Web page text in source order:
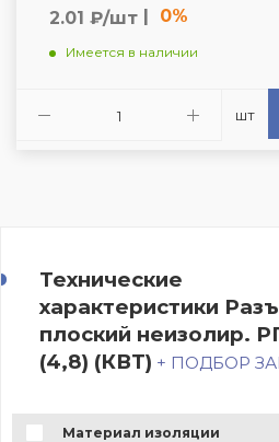
2.01 ₽/шт | 0%
Имеется в наличии
шт
Технические
характеристики
плоский неизолир.
(4,8) (КВТ) + ПОДБОР
Материал изоляции